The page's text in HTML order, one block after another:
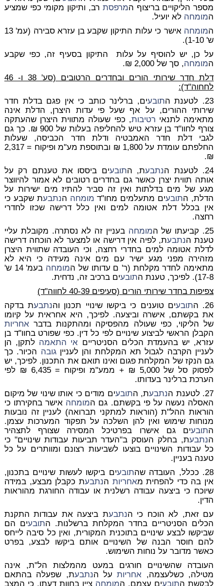
מספר הליקויים בריצוף המרפסת רב, ותיקון מקומי כפי שמציע
המומחה לא יועיל.
המומחה
אישר כי עלות התיקון שקבע בן עזרא סבירה (עמ' 13
ש' 1-10).
על כן, יש להוסיף על עלות התיקון בסעיף זה, כפי שקבע
המומחה, סך של 2,000 ₪.
דלת חדר שירותי הורים ובחדרים הרטובים (סע' 38 ו- 46
לחחוה"ד):
23. לטענת ה
תובעים, ברלינר כותב כי אין פגם בדלת חדר
שירותי ההורים, על אף שעל פי עדות היצרן, הדלת אינה
מתאימה לתנאי רטיבות, כפי שעולה מתווית היצרן שהעתקה
צורף לחוו"ד בן עזרא טיש להחליפה בעלות של 900 ₪. כך גם
לגבי דלת חדר האמבטיה ודלת חדר הכביסה, שעלות
החלפתם עומדת על 1,800 ₪ ובתוספת מע"מ ופיקוח = 2,317
₪.
24. לטענת ה
נתבעת, התובעים ביססו את טענתם רק על
אותה תווית יצרן כאשר גם בחדרים רטובים לא אמור להיווצר
מגע של מים בדלתות ואין זה סביר להתיז מים ישירות על
הדלת, התובעים מתעלמים מחו"ד מומחה הנתבעת שקבע כי
אין בכלל דלת אטומה למים ואין כלל דרישה שכזו לחדרי
רחצה.
25. קביעתו של ה
מומחה בעניין זה לא נסתרה. מקובלת עליי
טענת הנתבעת, לפיה אין דרישה או למצער לא הוכחה דרישה
לדלת אטומה למים בחדרי רחצה, וכי העובדה שתווית היצרן
מזהירה מפני מגע ישיר עם מים אינה מעידה כי היא לא
מתאימה לחדר מקלחת (ר' ם עדותו של המומחה
בעמ' 14 ש'
17-8). לפיכך, טענת ה
תובעים ברכיב זה, נדחית.
צפיפות בחדר שירותי הורים (סעיפים 40-39 לחווה"ד)
26. ה
תובעים טוענים כי ביקשו שינויי תכנון והנתבעת בדקה
את בקשתם, אישרה וביצעה. לפיכך, היא אחראית על קיומו
של הליקוי, כפי שעולה מהפסיקה ומהתקנות בדבר אחריות
הקבלן הראשי לביצוע שינויים לפי כל דין. כפי שפורט בחוו"ד בן
עזרא, יש בהעמדת הכלים הסניטריים אי התאמה לתקן, הן
לעניין הקרבה לגבול תא המקלחת והן לענייןגובה הכיור. כך
גם הנקז של המקלחת פגום ואינו תואם את התכנון. לפיכך, יש
לפסוק סל של 5,000 ₪ + ממע"מ ופיקוח = 6,435 ₪ לפי
הערכת ברלינר בעדותו.
27. לטענת ה
נתבעת, התובעים מודים כי אותו שינוי של מיקום
האסלה נעשה על פי בקשתם. גם המומחה אישר בחקירתו כי
הוראות ההל"ת (הוראות למתקני תברואה) לעניין זה נובעות
מנוחות שימוש ואין להן השלכה על תפקוד המערכות עצמן.
התובעים גם אישרו בפרטיכל המסירה שצורף לתצהיר
הנתבעת, בחלק העוסק ב"העדר תביעות עבודות שינויים" כי
כל עבודות השינויים בוצעו לשביעות רצונם ומוותרים על כל
טענה בעניין.
28. ככלל, העובדה שה
תובעים ביקשו לעשות שינויים בתכנון,
אין בה כדי להפחית מאחריות הנתבעת כקבלן מבצע, במידה
שיוכח כי ביצעה עבודה רשלנית או עבודה החורגת מהוראות
הדין.
עם זאת, לא הוכח כי הנתבעת ביצעה את עבודות התקנת
הכלים הסניטריים בחדר המקלחת ברשלנות. התובעים הם
שביקשו לבצע שינויים בתוכנית המקורית, ואין כל סיבה לייחס
להם חוסר הבנה של השינויים אותם ביקשו לבצע, בפרט
כאשר מדובר על נוחות השימוש.
העובדה שהשינויים חורגים במעט מהמלצות הל"ת, אינה
מטילה, כשלעצמה, אחריותעל הנתבעת, שפעלה בהתאם
לבקשת התובעים עצמם. המומחה ציין בחוות דעתו, כי המצב